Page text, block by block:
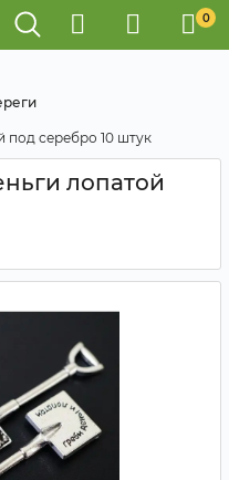
0
под серебро 10 штук
лопатой